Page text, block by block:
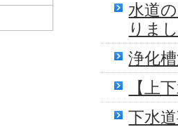
水道
りま
浄化
【上
下水